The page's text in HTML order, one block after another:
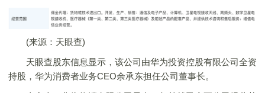
(来源：天眼查)
天眼查股东信息显示，该公司由华为投资控股有限公司全资
持股，华为消费者业务CEO余承东担任公司董事长。